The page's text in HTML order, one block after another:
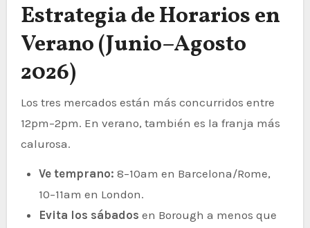
Estrategia de Horarios en
Verano (Junio–Agosto
2026)
Los tres mercados están más concurridos entre
12pm–2pm. En verano, también es la franja más
calurosa.
Ve temprano: 8–10am en Barcelona/Rome,
10–11am en London.
Evita los sábados en Borough a menos que